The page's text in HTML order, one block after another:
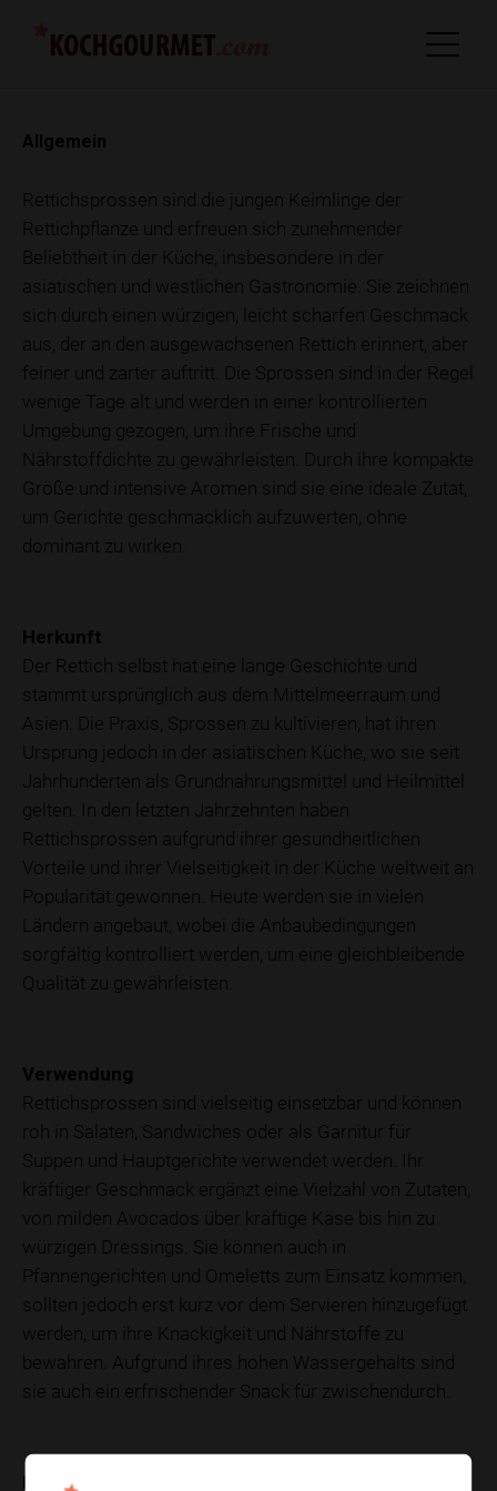
Allgemein
Rettichsprossen sind die jungen Keimlinge der
Rettichpflanze und erfreuen sich zunehmender
Beliebtheit in der Küche, insbesondere in der
asiatischen und westlichen Gastronomie. Sie zeichnen
sich durch einen würzigen, leicht scharfen Geschmack
aus, der an den ausgewachsenen Rettich erinnert, aber
feiner und zarter auftritt. Die Sprossen sind in der Regel
wenige Tage alt und werden in einer kontrollierten
Umgebung gezogen, um ihre Frische und
Nährstoffdichte zu gewährleisten. Durch ihre kompakte
Größe und intensive Aromen sind sie eine ideale Zutat,
um Gerichte geschmacklich aufzuwerten, ohne
dominant zu wirken.
Herkunft
Der Rettich selbst hat eine lange Geschichte und
stammt ursprünglich aus dem Mittelmeerraum und
Asien. Die Praxis, Sprossen zu kultivieren, hat ihren
Ursprung jedoch in der asiatischen Küche, wo sie seit
Jahrhunderten als Grundnahrungsmittel und Heilmittel
gelten. In den letzten Jahrzehnten haben
Rettichsprossen aufgrund ihrer gesundheitlichen
Vorteile und ihrer Vielseitigkeit in der Küche weltweit an
Popularität gewonnen. Heute werden sie in vielen
Ländern angebaut, wobei die Anbaubedingungen
sorgfältig kontrolliert werden, um eine gleichbleibende
Qualität zu gewährleisten.
Verwendung
Rettichsprossen sind vielseitig einsetzbar und können
roh in Salaten, Sandwiches oder als Garnitur für
Suppen und Hauptgerichte verwendet werden. Ihr
kräftiger Geschmack ergänzt eine Vielzahl von Zutaten,
von milden Avocados über kräftige Käse bis hin zu
würzigen Dressings. Sie können auch in
Pfannengerichten und Omeletts zum Einsatz kommen,
sollten jedoch erst kurz vor dem Servieren hinzugefügt
werden, um ihre Knackigkeit und Nährstoffe zu
bewahren. Aufgrund ihres hohen Wassergehalts sind
sie auch ein erfrischender Snack für zwischendurch.
Nährwerte